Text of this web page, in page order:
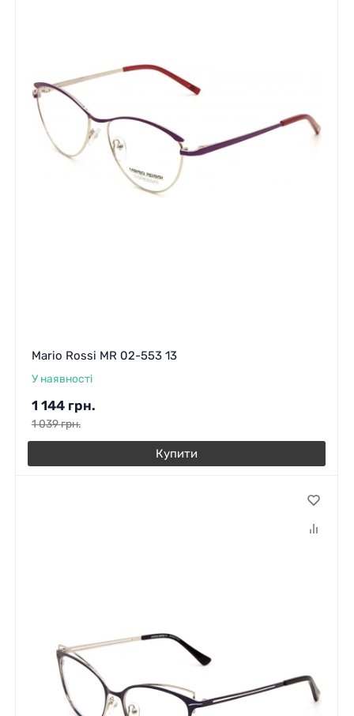
Mario Rossi MR 02-553 13
У наявності
1 144 грн.
1 039грн.
Купити